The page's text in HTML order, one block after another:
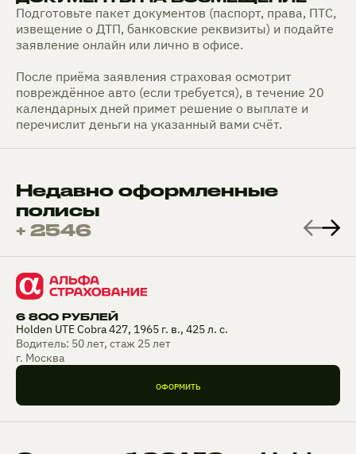
Подготовьте пакет документов (паспорт, права, ПТС,
извещение о ДТП, банковские реквизиты) и подайте
заявление онлайн или лично в офисе.
После приёма заявления страховая осмотрит
повреждённое авто (если требуется), в течение 20
календарных дней примет решение о выплате и
перечислит деньги на указанный вами счёт.
Недавно оформленные
полисы
+ 2546
6 800 РУБЛЕЙ
Holden UTE Cobra 427, 1965 г. в., 425 л. с.
Водитель: 50 лет, стаж 25 лет
г. Москва
ОФОРМИТЬ